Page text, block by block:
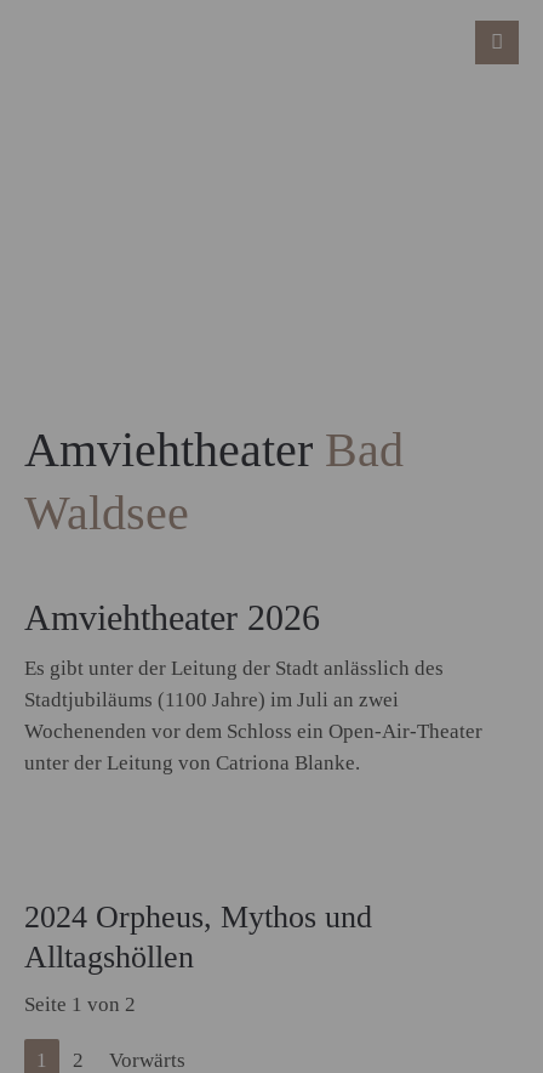
Amviehtheater Bad
Waldsee
Amviehtheater 2026
Es gibt unter der Leitung der Stadt anlässlich des
Stadtjubiläums (1100 Jahre) im Juli an zwei
Wochenenden vor dem Schloss ein Open-Air-Theater
unter der Leitung von Catriona Blanke.
2024 Orpheus, Mythos und
Alltagshöllen
Seite 1 von 2
1 2 Vorwärts